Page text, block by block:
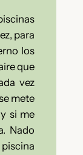
para
los
que
vez
mete
si me
Nado